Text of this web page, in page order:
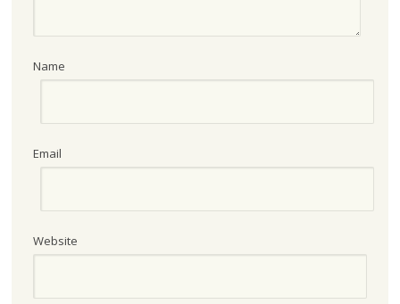
Name
Email
Website